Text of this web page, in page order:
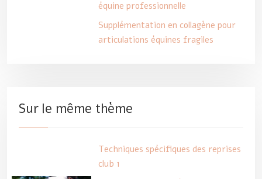
équine professionnelle
Supplémentation en collagène pour
articulations équines fragiles
Sur le même thème
Techniques spécifiques des reprises
club 1